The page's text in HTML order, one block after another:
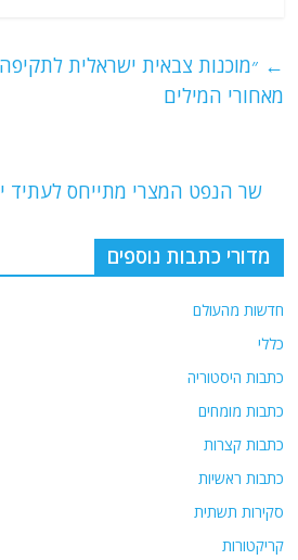
s
A
g
ra
l
er
e
k
← ״מוכנות צבאית ישראלית לתקיפה
מאחורי המילים
שר הנפט המצרי מתייחס לעתיד
מדורי כתבות נוספים
חדשות מהעולם
כללי
כתבות היסטוריה
כתבות מומחים
כתבות קצרות
כתבות ראשיות
סקירות תשתית
קריקטורות